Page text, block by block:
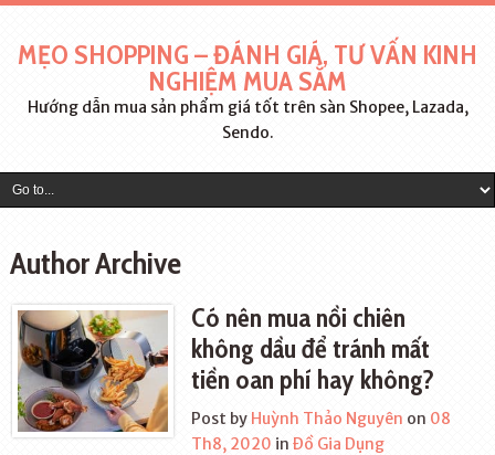
MẸO SHOPPING – ĐÁNH GIÁ, TƯ VẤN KINH
NGHIỆM MUA SẮM
Hướng dẫn mua sản phẩm giá tốt trên sàn Shopee, Lazada,
Sendo.
Author Archive
Có nên mua nồi chiên
không dầu để tránh mất
tiền oan phí hay không?
Post by Huỳnh Thảo Nguyên on 08
Th8, 2020 inĐồ Gia Dụng